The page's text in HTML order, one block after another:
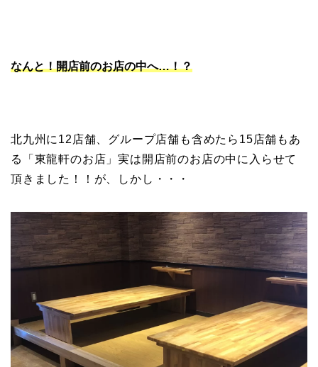
なんと！開店前のお店の中へ…！？
北九州に12店舗、グループ店舗も含めたら15店舗もあ
る「東龍軒のお店」実は開店前のお店の中に入らせて
頂きました！！が、しかし・・・